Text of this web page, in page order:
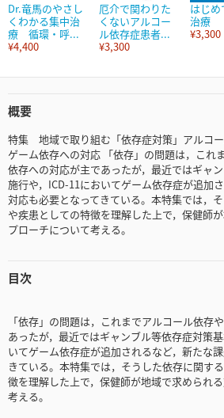
Dr.竜馬のやさし
くわかる集中治
療 循環・呼...
¥4,400
厄介で関わりた
くないアルコー
ル依存症患者...
¥3,300
はじ
治療
¥3,300
概要
特集 地域で取り組む「依存症対策」アルコー
ゲーム依存への対応 「依存」の問題は，これ
依存への対応が主であったが，最近ではギャ
施行や，ICD-11においてゲーム依存症が追加
対応も必要となってきている。本特集では，
や疾患としての特徴を理解した上で，保健師
プローチについて考える。
目次
「依存」の問題は，これまでアルコール依存
あったが，最近ではギャンブル等依存症対策
いてゲーム依存症が追加されるなど，新たな
きている。本特集では，そうした依存に関す
徴を理解した上で，保健師が地域で求められ
考える。